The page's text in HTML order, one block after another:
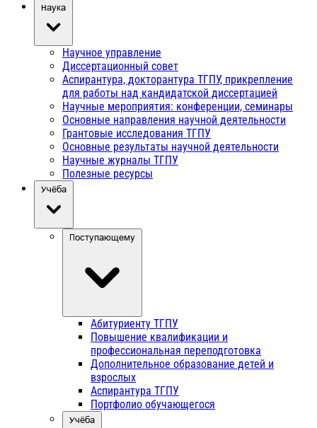
Наука
Научное управление
Диссертационный совет
Аспирантура, докторантура ТГПУ, прикрепление
для работы над кандидатской диссертацией
Научные мероприятия: конференции, семинары
Основные направления научной деятельности
Грантовые исследования ТГПУ
Основные результаты научной деятельности
Научные журналы ТГПУ
Полезные ресурсы
Учёба
Поступающему
Абитуриенту ТГПУ
Повышение квалификации и
профессиональная переподготовка
Дополнительное образование детей и
взрослых
Аспирантура ТГПУ
Портфолио обучающегося
Учёба